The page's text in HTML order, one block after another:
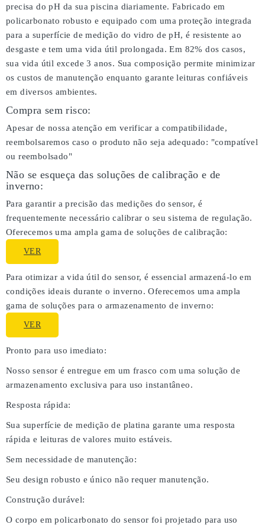
precisa do pH da sua piscina diariamente. Fabricado em
policarbonato robusto e equipado com uma proteção integrada
para a superfície de medição do vidro de pH, é resistente ao
desgaste e tem uma vida útil prolongada. Em 82% dos casos,
sua vida útil excede 3 anos. Sua composição permite minimizar
os custos de manutenção enquanto garante leituras confiáveis
em diversos ambientes.
Compra sem risco:
Apesar de nossa atenção em verificar a compatibilidade,
reembolsaremos caso o produto não seja adequado: "compatível
ou reembolsado"
Não se esqueça das soluções de calibração e de
inverno:
Para garantir a precisão das medições do sensor, é
frequentemente necessário calibrar o seu sistema de regulação.
Oferecemos uma ampla gama de soluções de calibração:
VER
Para otimizar a vida útil do sensor, é essencial armazená-lo em
condições ideais durante o inverno. Oferecemos uma ampla
gama de soluções para o armazenamento de inverno:
VER
Pronto para uso imediato:
Nosso sensor é entregue em um frasco com uma solução de
armazenamento exclusiva para uso instantâneo.
Resposta rápida:
Sua superfície de medição de platina garante uma resposta
rápida e leituras de valores muito estáveis.
Sem necessidade de manutenção:
Seu design robusto e único não requer manutenção.
Construção durável:
O corpo em policarbonato do sensor foi projetado para uso